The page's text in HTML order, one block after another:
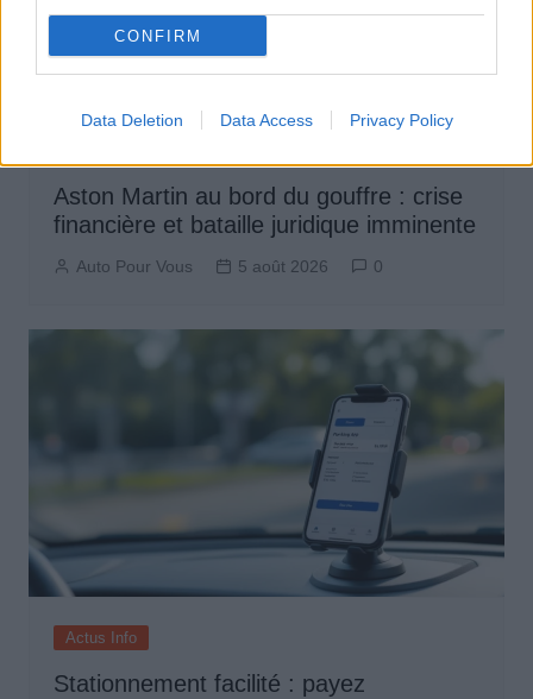
CONFIRM
Data Deletion Data Access Privacy Policy
Aston Martin au bord du gouffre : crise
financière et bataille juridique imminente
Auto Pour Vous 5 août 2026 0
Actus Info
Stationnement facilité : payez